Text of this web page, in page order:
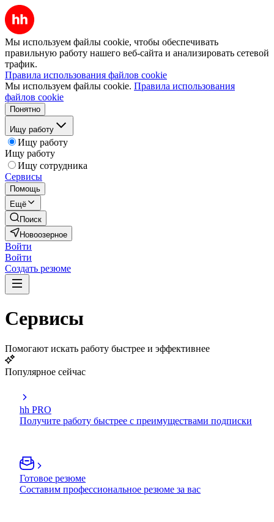
Мы используем файлы cookie, чтобы обеспечивать
правильную работу нашего веб-сайта и анализировать сетевой
трафик.
Правила использования файлов cookie
Мы используем файлы cookie. Правила использования
файлов cookie
Понятно
Ищу работу
Ищу работу
Ищу работу
Ищу сотрудника
Сервисы
Помощь
Ещё
Поиск
Новоозерное
Войти
Войти
Создать резюме
Сервисы
Помогают искать работу быстрее и эффективнее
Популярное сейчас
hh PRO
Получите работу быстрее с преимуществами подписки
Готовое резюме
Составим профессиональное резюме за вас